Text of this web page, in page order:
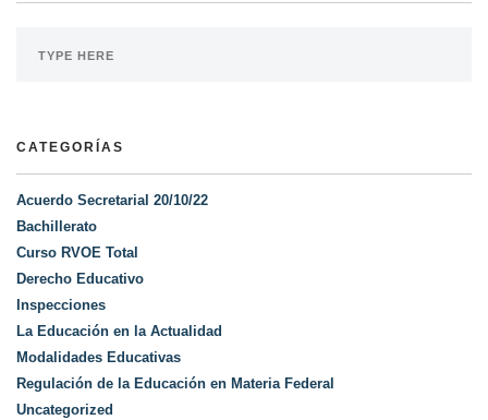
CATEGORÍAS
Acuerdo Secretarial 20/10/22
Bachillerato
Curso RVOE Total
Derecho Educativo
Inspecciones
La Educación en la Actualidad
Modalidades Educativas
Regulación de la Educación en Materia Federal
Uncategorized